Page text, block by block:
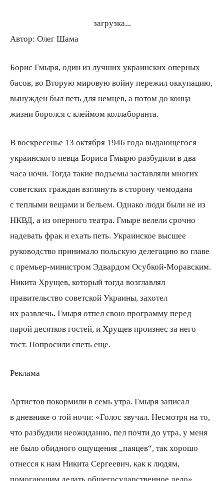
загрузка...
Автор: Олег Шама
Борис Гмыря, один из лучших украинских оперных
басов, во Вторую мировую войну пережил оккупацию,
вынужден был петь для немцев, а потом до конца
жизни боролся с клеймом коллаборанта.
В воскресенье 13 октября 1946 года выдающегося
украинского певца Бориса Гмырю разбудили в два
часа ночи. Тогда такие подъемы заставляли многих
советских граждан взглянуть в сторону чемодана
с теплыми вещами и бельем. Однако люди были не из
НКВД, а из оперного театра. Гмыре велели срочно
надевать фрак и ехать петь. Украинское высшее
руководство принимало польскую делегацию во главе
с премьер-министром Эдвардом Осубкой-Моравским.
Никита Хрущев, который тогда возглавлял
правительство советской Украины, захотел
их развлечь. Гмыря отпел свою программу перед
парой десятков гостей, и Хрущев произнес за него
тост. Попросили спеть еще.
Реклама
Артистов покормили в семь утра. Гмыря записал
в дневнике о той ночи: «Голос звучал. Несмотря на то,
что разбудили неожиданно, пел почти до утра, у меня
не было обидного ощущения „паяцев“, так хорошо
отнесся к нам Никита Сергеевич, как к людям,